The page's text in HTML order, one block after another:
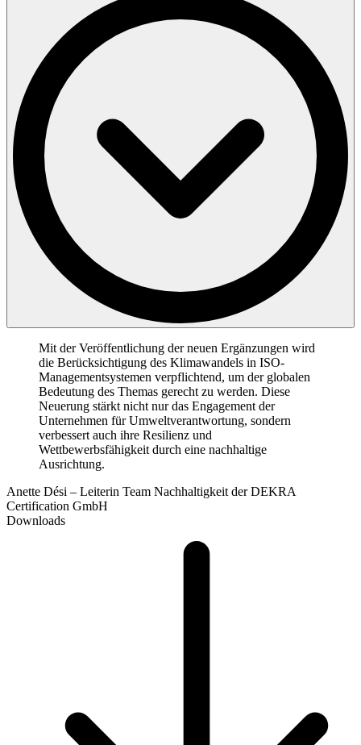
Klimafaktoren in die Risikobewertung und die Berücksichtigung der
Erwartungen von Interessengruppen.
Weitere Informationen sind in unserem Whitepaper sowie auf den
Websites der Internationalen Organisation für Normung (ISO) und
des Internationalen Akkreditierungsforums (IAF) verfügbar. Hier
finden sich Details zu den neuen Anforderungen und deren
Implementierung.
Mit der Veröffentlichung der neuen Ergänzungen wird
die Berücksichtigung des Klimawandels in ISO-
Managementsystemen verpflichtend, um der globalen
Bedeutung des Themas gerecht zu werden. Diese
Neuerung stärkt nicht nur das Engagement der
Unternehmen für Umweltverantwortung, sondern
verbessert auch ihre Resilienz und
Wettbewerbsfähigkeit durch eine nachhaltige
Ausrichtung.
Anette Dési – Leiterin Team Nachhaltigkeit der DEKRA
Certification GmbH
Downloads